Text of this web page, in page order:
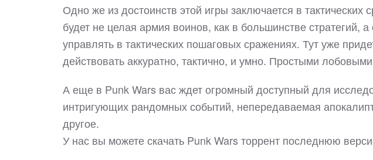
Одно же из достоинств этой игры заключается в
будет не целая армия воинов, как в большинстве стратегий,
управлять в тактических пошаговых сражениях. Тут уже
действовать аккуратно, тактично, и умно. Простыми
А еще в Punk Wars вас ждет огромный доступный для
интригующих рандомных событий, непередаваемая
другое.
У нас вы можете скачать Punk Wars торрент последнюю